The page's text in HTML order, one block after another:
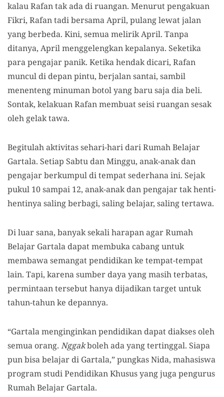
kalau Rafan tak ada di ruangan. Menurut pengakuan
Fikri, Rafan tadi bersama April, pulang lewat jalan
yang berbeda. Kini, semua melirik April. Tanpa
ditanya, April menggelengkan kepalanya. Seketika
para pengajar panik. Ketika hendak dicari, Rafan
muncul di depan pintu, berjalan santai, sambil
menenteng minuman botol yang baru saja dia beli.
Sontak, kelakuan Rafan membuat seisi ruangan sesak
oleh gelak tawa.
Begitulah aktivitas sehari-hari dari Rumah Belajar
Gartala. Setiap Sabtu dan Minggu, anak-anak dan
pengajar berkumpul di tempat sederhana ini. Sejak
pukul 10 sampai 12, anak-anak dan pengajar tak henti-
hentinya saling berbagi, saling belajar, saling tertawa.
Di luar sana, banyak sekali harapan agar Rumah
Belajar Gartala dapat membuka cabang untuk
membawa semangat pendidikan ke tempat-tempat
lain. Tapi, karena sumber daya yang masih terbatas,
permintaan tersebut hanya dijadikan target untuk
tahun-tahun ke depannya.
“Gartala menginginkan pendidikan dapat diakses oleh
semua orang. Nggakboleh ada yang tertinggal. Siapa
pun bisa belajar di Gartala,” pungkas Nida, mahasiswa
program studi Pendidikan Khusus yang juga pengurus
Rumah Belajar Gartala.